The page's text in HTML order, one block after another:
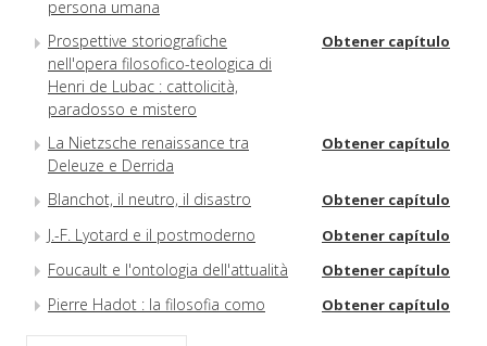
persona umana
Prospettive storiografiche
nell'opera filosofico-teologica di
Henri de Lubac : cattolicità,
paradosso e mistero
Obtener capítulo
La Nietzsche renaissance tra
Deleuze e Derrida
Obtener capítulo
Blanchot, il neutro, il disastro Obtener capítulo
J.-F. Lyotard e il postmoderno Obtener capítulo
Foucault e l'ontologia dell'attualità Obtener capítulo
Pierre Hadot : la filosofia como
Obtener capítulo